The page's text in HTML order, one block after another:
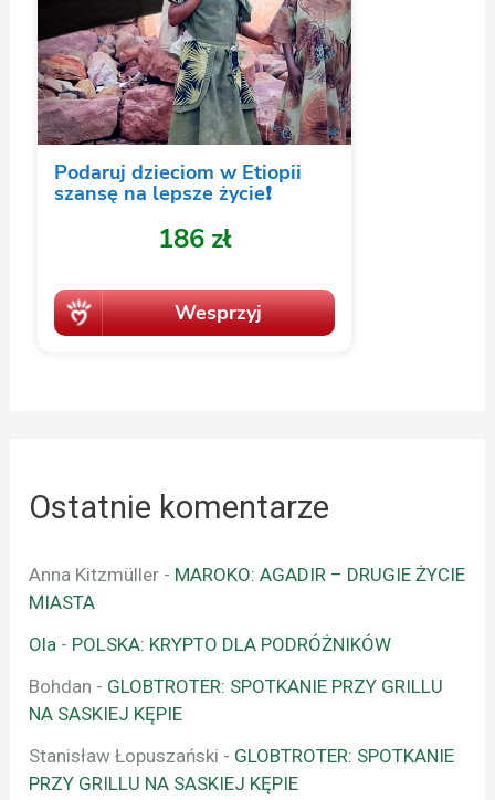
Ostatnie komentarze
Anna Kitzmüller - MAROKO: AGADIR – DRUGIE ŻYCIE
MIASTA
Ola - POLSKA: KRYPTO DLA PODRÓŻNIKÓW
Bohdan - GLOBTROTER: SPOTKANIE PRZY GRILLU
NA SASKIEJ KĘPIE
Stanisław Łopuszański - GLOBTROTER: SPOTKANIE
PRZY GRILLU NA SASKIEJ KĘPIE